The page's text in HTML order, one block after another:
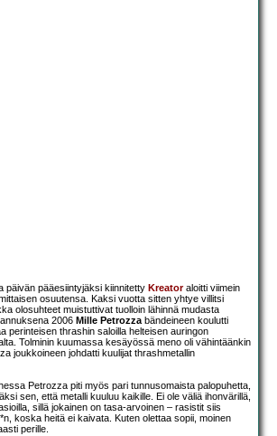
päivän pääesiintyjäksi kiinnitetty Kreatoraloitti viimein
osuutensa. Kaksi vuotta sitten yhtye villitsi
olosuhteet muistuttivat tuolloin lähinnä mudasta
2006 Mille Petrozzabändeineen koulutti
perinteisen thrashin saloilla helteisen auringon
Tolminin kuumassa kesäyössä meno oli vähintäänkin
joukkoineen johdatti kuulijat thrashmetallin
Petrozza piti myös pari tunnusomaista palopuhetta,
sen, että metalli kuuluu kaikille. Ei ole väliä ihonvärillä,
sillä jokainen on tasa-arvoinen – rasistit siis
koska heitä ei kaivata. Kuten olettaa sopii, moinen
perille.